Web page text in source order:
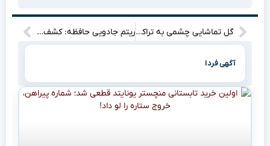
گل تماشایی چشمی به تراکتور؛ لحظه‌ای که هواداران استقلال نفس‌هایشان را حبس کردند! ریتم جادویی حافظه: کشف ارتباط هماهنگ نورون‌ها برای ذخیره و بازیابی خاطرات
آگهی فردا